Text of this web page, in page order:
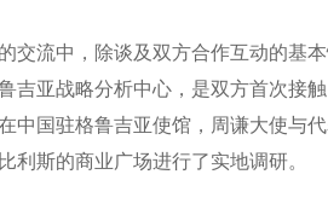
流中，除谈及双方合作互动的基本
吉亚战略分析中心，是双方首次接
中国驻格鲁吉亚使馆，周谦大使与
利斯的商业广场进行了实地调研。